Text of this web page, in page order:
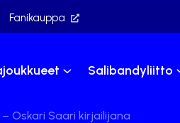
Fanikauppa
Salibandyliitto
Oskari Saari kirjailijana